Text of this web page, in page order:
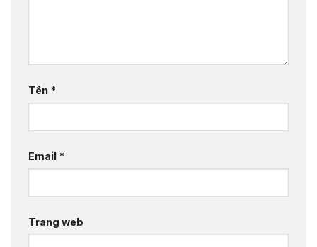
Tên *
Email *
Trang web